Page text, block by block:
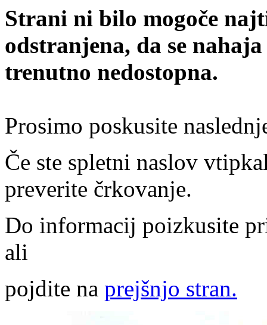
Strani ni bilo mogoče
odstranjena, da se
trenutno nedostopna.
Prosimo poskusite
Če ste spletni naslov
preverite črkovanje.
Do informacij poizkusite
ali
pojdite na prejšnjo stran.